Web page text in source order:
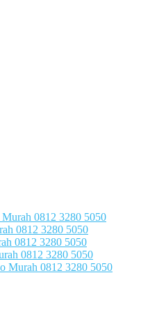
0812 3280 5050
0812 3280 5050
0812 3280 5050
0812 3280 5050
Murah 0812 3280 5050